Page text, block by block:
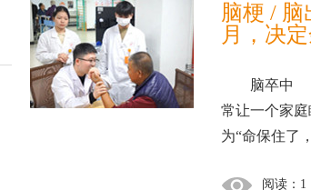
脑梗 /
月，决
脑卒中 脑
常让一个家
为“命保住
阅读：1